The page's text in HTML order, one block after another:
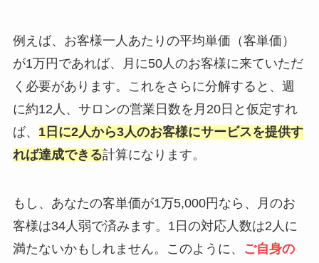
例えば、お客様一人あたりの平均単価（客単価）
が1万円であれば、月に50人のお客様に来ていただ
く必要があります。これをさらに分解すると、週
に約12人、サロンの営業日数を月20日と仮定すれ
ば、 1日に2人から3人のお客様にサービスを提供す
れば達成できる計算になります。
もし、あなたの客単価が1万5,000円なら、月のお
客様は34人弱で済みます。1日の対応人数は2人に
満たないかもしれません。このように、
ご自身の